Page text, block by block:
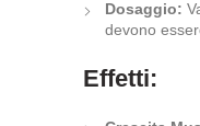
Dosaggio:
devono
Effetti: